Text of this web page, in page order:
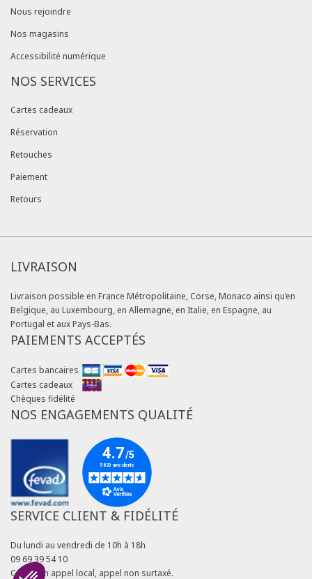
Nous rejoindre
Nos magasins
Accessibilité numérique
NOS SERVICES
Cartes cadeaux
Réservation
Retouches
Paiement
Retours
LIVRAISON
Livraison possible en France Métropolitaine, Corse, Monaco ainsi qu’en
Belgique, au Luxembourg, en Allemagne, en Italie, en Espagne, au
Portugal et aux Pays-Bas.
PAIEMENTS ACCEPTÉS
Cartes bancaires
Cartes cadeaux
Chèques fidélité
NOS ENGAGEMENTS QUALITÉ
SERVICE CLIENT & FIDÉLITÉ
Du lundi au vendredi de 10h à 18h
09 69 39 54 10
Coût d'un appel local, appel non surtaxé.